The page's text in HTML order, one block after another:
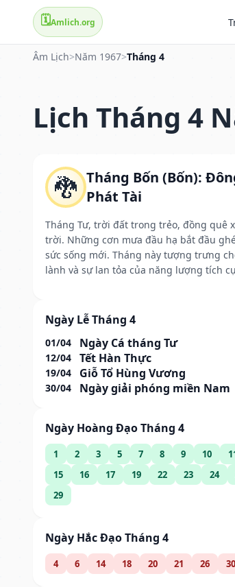
🗓️Amlich.org
Âm Lịch>Năm 1967>Tháng 4
Lịch Tháng 4
🐉 Tháng Bốn (Bốn):
Phát Tài
Tháng Tư, trời đất trong trẻo, đồng quê
trời. Những cơn mưa đầu hạ bắt đầu
sức sống mới. Tháng này tượng trưng
lành và sự lan tỏa của năng lượng tích
Ngày Lễ Tháng 4
01/04 Ngày Cá tháng Tư
12/04 Tết Hàn Thực
19/04 Giỗ Tổ Hùng Vương
30/04 Ngày giải phóng miền Nam
Ngày Hoàng Đạo Tháng 4
1 2 3 5 7 8 9 10
15
16 17 19 22 23 24
29
Ngày Hắc Đạo Tháng 4
4 6 14 18 20 21 26 30